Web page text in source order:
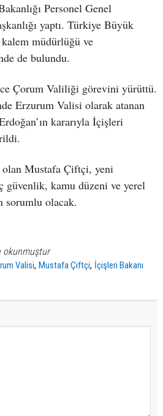
Personel Genel
yaptı. Türkiye Büyük
müdürlüğü ve
de bulundu.
Çorum Valiliği görevini yürüttü.
Erzurum Valisi olarak atanan
kararıyla İçişleri
olan Mustafa Çiftçi, yeni
güvenlik, kamu düzeni ve yerel
sorumlu olacak.
okunmuştur
Valisi,Mustafa Çiftçi, İçişleri Bakanı